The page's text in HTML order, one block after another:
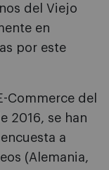
del Viejo
en
por este
Commerce del
2016, se han
a
(Alemania,